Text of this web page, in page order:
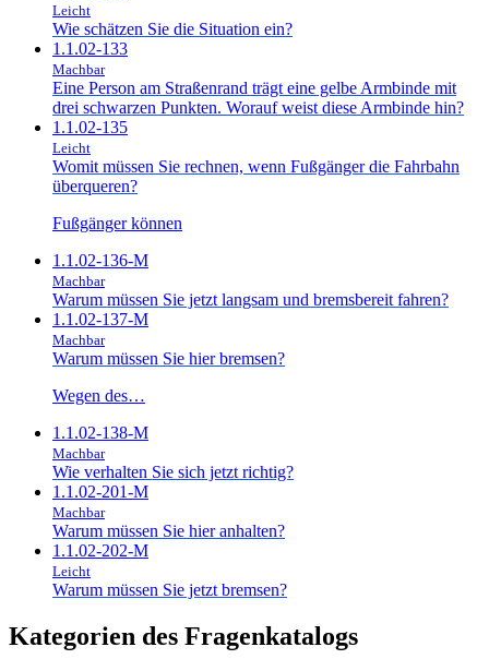
Leicht
Wie schätzen Sie die Situation ein?
1.1.02-133
Machbar
Eine Person am Straßenrand trägt eine gelbe Armbinde mit
drei schwarzen Punkten. Worauf weist diese Armbinde hin?
1.1.02-135
Leicht
Womit müssen Sie rechnen, wenn Fußgänger die Fahrbahn
überqueren?
Fußgänger können
1.1.02-136-M
Machbar
Warum müssen Sie jetzt langsam und bremsbereit fahren?
1.1.02-137-M
Machbar
Warum müssen Sie hier bremsen?
Wegen des…
1.1.02-138-M
Machbar
Wie verhalten Sie sich jetzt richtig?
1.1.02-201-M
Machbar
Warum müssen Sie hier anhalten?
1.1.02-202-M
Leicht
Warum müssen Sie jetzt bremsen?
Kategorien des Fragenkatalogs